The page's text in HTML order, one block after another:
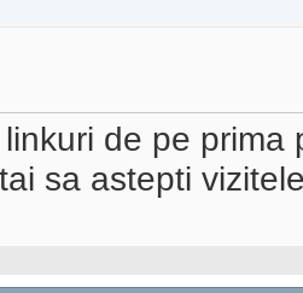
de pe
sa astepti